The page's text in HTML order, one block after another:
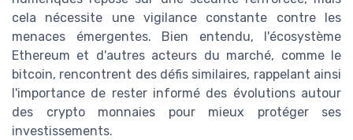
cela nécessite une vigilance constante contre les
menaces émergentes. Bien entendu, l'écosystème
Ethereum et d'autres acteurs du marché, comme le
bitcoin, rencontrent des défis similaires, rappelant ainsi
l'importance de rester informé des évolutions autour
des crypto monnaies pour mieux protéger ses
investissements.